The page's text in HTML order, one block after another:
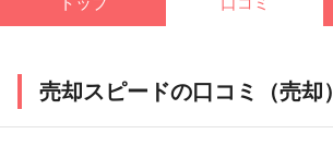
売却スピードの口コミ（売却）